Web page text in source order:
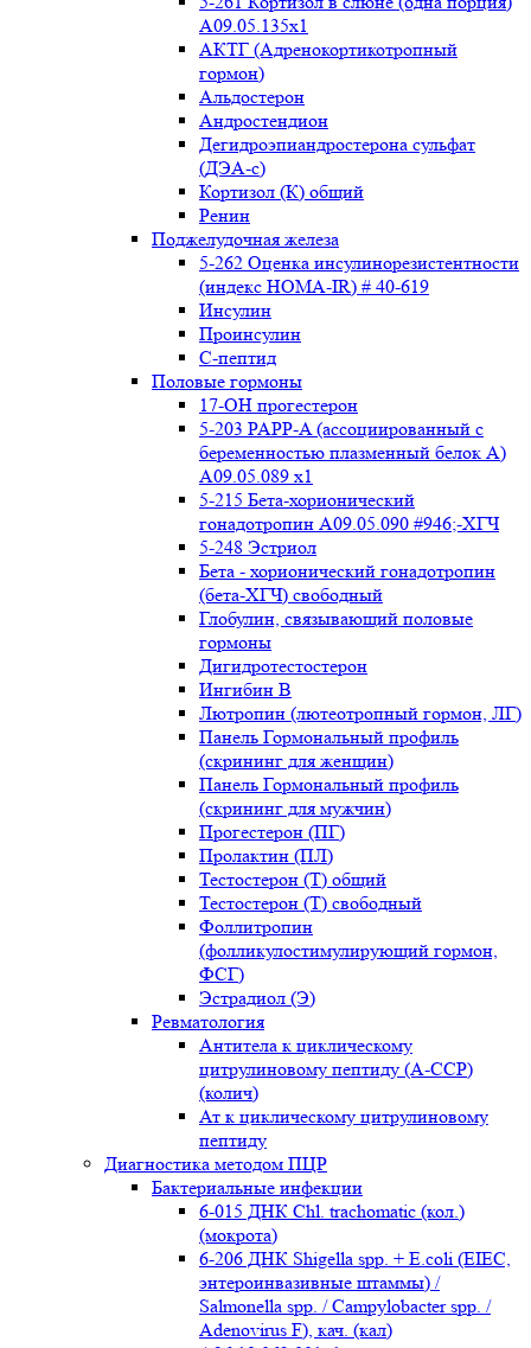
A09.05.135x1
АКТГ (Адренокортикотропный
гормон)
Альдостерон
Андростендион
Дегидроэпиандростерона сульфат
(ДЭА-с)
Кортизол (К) общий
Ренин
Поджелудочная железа
5-262 Оценка инсулинорезистентности
(индекс HOMA-IR) # 40-619
Инсулин
Проинсулин
С-пептид
Половые гормоны
17-ОН прогестерон
5-203 PAPP-A (ассоциированный с
беременностью плазменный белок А)
А09.05.089 x1
5-215 Бета-хорионический
гонадотропин А09.05.090 #946;-ХГЧ
5-248 Эстриол
Бета - хорионический гонадотропин
(бета-ХГЧ) свободный
Глобулин, связывающий половые
гормоны
Дигидротестостерон
Ингибин В
Лютропин (лютеотропный гормон, ЛГ)
Панель Гормональный профиль
(скрининг для женщин)
Панель Гормональный профиль
(скрининг для мужчин)
Прогестерон (ПГ)
Пролактин (ПЛ)
Тестостерон (Т) общий
Тестостерон (Т) свободный
Фоллитропин
(фолликулостимулирующий гормон,
ФСГ)
Эстрадиол (Э)
Ревматология
Антитела к циклическому
цитрулиновому пептиду (A-ССР)
(колич)
Ат к циклическому цитрулиновому
пептиду
Диагностика методом ПЦР
Бактериальные инфекции
6-015 ДНК Chl. trachomatic (кол.)
(мокрота)
6-206 ДНК Shigella spp. + E.coli (EIEC,
энтероинвазивные штаммы) /
Salmonella spp. / Campylobacter spp. /
Adenovirus F), кач. (кал)